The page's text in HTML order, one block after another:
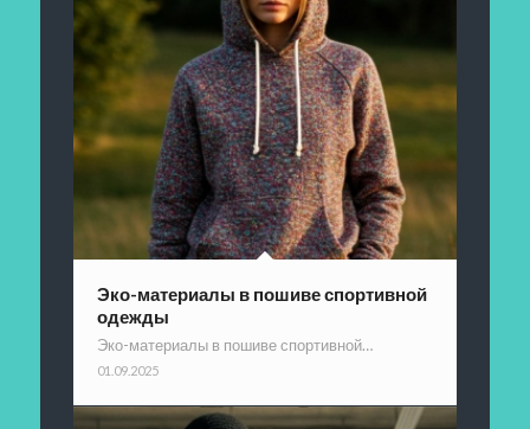
Эко-материалы в пошиве спортивной
одежды
Эко-материалы в пошиве спортивной…
01.09.2025